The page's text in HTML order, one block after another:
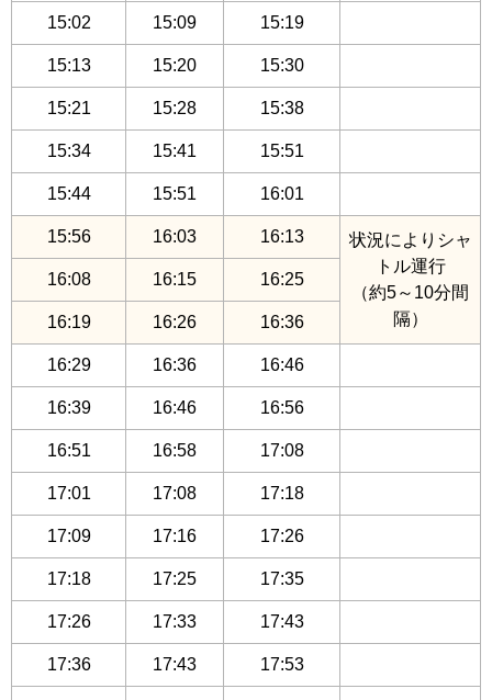
15:02 15:09 15:19
15:13 15:20 15:30
15:21 15:28 15:38
15:34 15:41 15:51
15:44 15:51 16:01
15:56 16:03 16:13
状況によりシャ
トル運行
（約5～10分間
隔）
16:08 16:15 16:25
16:19 16:26 16:36
16:29 16:36 16:46
16:39 16:46 16:56
16:51 16:58 17:08
17:01 17:08 17:18
17:09 17:16 17:26
17:18 17:25 17:35
17:26 17:33 17:43
17:36 17:43 17:53